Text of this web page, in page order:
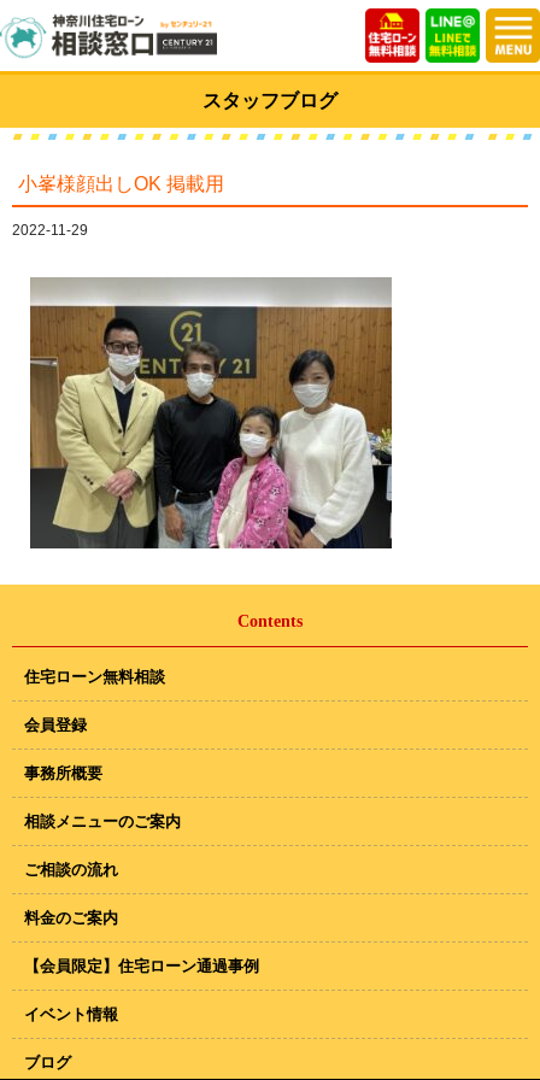
スタッフブログ
小峯様顔出しOK 掲載用
2022-11-29
Contents
住宅ローン無料相談
会員登録
事務所概要
相談メニューのご案内
ご相談の流れ
料金のご案内
【会員限定】住宅ローン通過事例
イベント情報
ブログ